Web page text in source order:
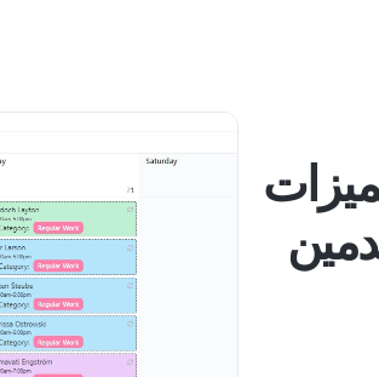
آمي 2025: الميزات